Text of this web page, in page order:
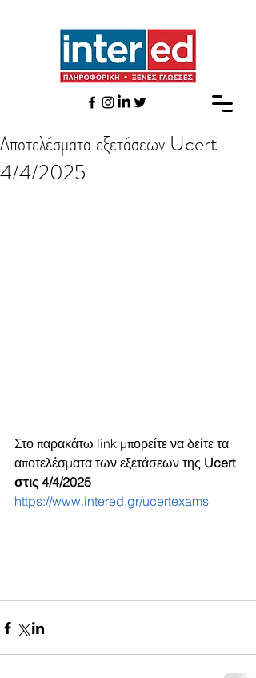
Αποτελέσματα εξετάσεων Ucert
4/4/2025
Στο παρακάτω link μπορείτε να δείτε τα
αποτελέσματα των εξετάσεων της Ucert
στις 4/4/2025
https://www.intered.gr/ucertexams